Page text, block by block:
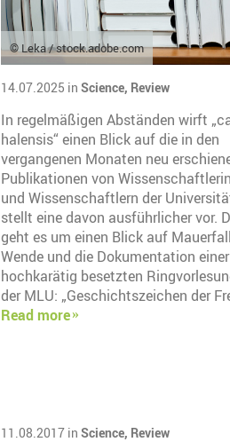
© Leka / stock.adobe.com
14.07.2025 in Science, Review
In regelmäßigen Abständen wirft
halensis“ einen Blick auf die in den
vergangenen Monaten neu
Publikationen von
und Wissenschaftlern der
stellt eine davon ausführlicher vor.
geht es um einen Blick auf
Wende und die Dokumentation einer
hochkarätig besetzten
der MLU: „Geschichtszeichen der
Read more
11.08.2017 in Science, Review